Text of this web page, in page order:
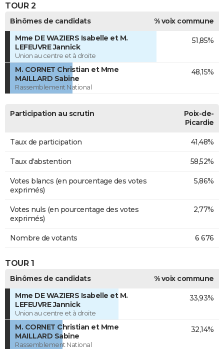
TOUR 2
Binômes de candidats
% voix commune
Mme DE WAZIERS Isabelle et M.
LEFEUVRE Jannick
Union au centre et à droite
51,85%
M. CORNET Christian et Mme
MAILLARD Sabine
Rassemblement National
48,15%
Participation au scrutin
Poix-de-
Picardie
Taux de participation 41,48%
Taux d'abstention 58,52%
Votes blancs (en pourcentage des votes
exprimés)
5,86%
Votes nuls (en pourcentage des votes
exprimés)
2,77%
Nombre de votants 6 676
TOUR 1
Binômes de candidats
% voix commune
Mme DE WAZIERS Isabelle et M.
LEFEUVRE Jannick
Union au centre et à droite
33,93%
M. CORNET Christian et Mme
MAILLARD Sabine
Rassemblement National
32,14%